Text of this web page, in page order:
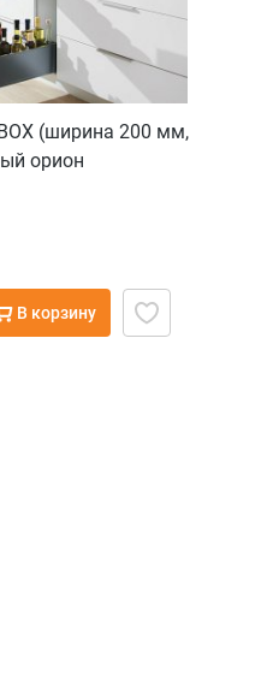
(ширина 200 мм,
орион
В корзину